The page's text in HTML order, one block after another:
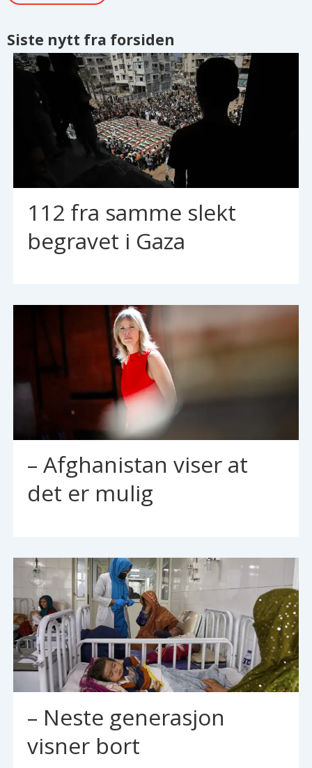
Siste nytt fra forsiden
112 fra samme slekt
begravet i Gaza
– Afghanistan viser at
det er mulig
– Neste generasjon
visner bort